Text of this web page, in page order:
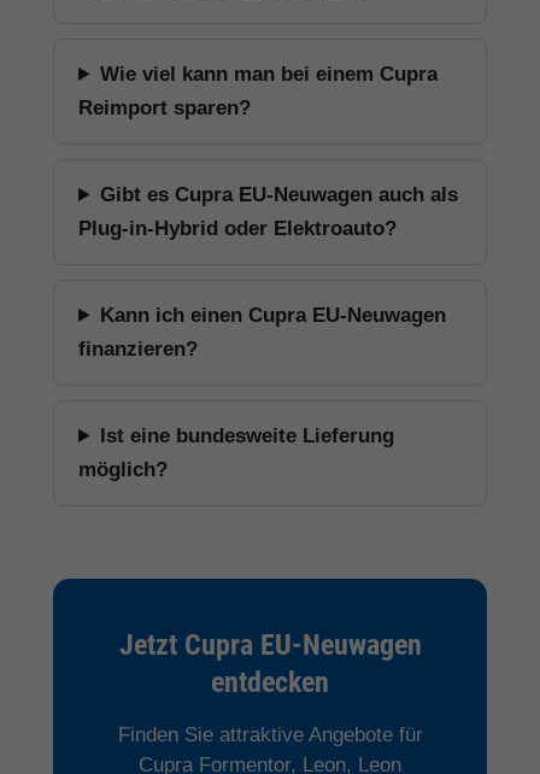
Wie viel kann man bei einem Cupra
Reimport sparen?
Gibt es Cupra EU-Neuwagen auch als
Plug-in-Hybrid oder Elektroauto?
Kann ich einen Cupra EU-Neuwagen
finanzieren?
Ist eine bundesweite Lieferung
möglich?
Jetzt Cupra EU-Neuwagen
entdecken
Finden Sie attraktive Angebote für
Cupra Formentor, Leon, Leon